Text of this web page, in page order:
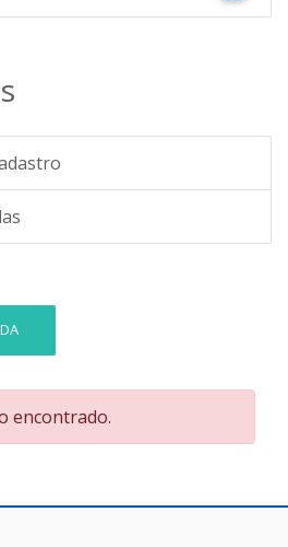
encontrado.